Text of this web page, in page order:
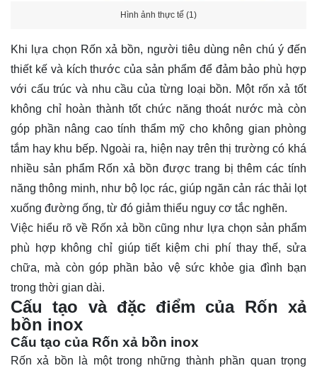
Hình ảnh thực tế (1)
Khi lựa chọn Rốn xả bồn, người tiêu dùng nên chú ý đến
thiết kế và kích thước của sản phẩm để đảm bảo phù hợp
với cấu trúc và nhu cầu của từng loại bồn. Một rốn xả tốt
không chỉ hoàn thành tốt chức năng thoát nước mà còn
góp phần nâng cao tính thẩm mỹ cho không gian phòng
tắm hay khu bếp. Ngoài ra, hiện nay trên thị trường có khá
nhiều sản phẩm Rốn xả bồn được trang bị thêm các tính
năng thông minh, như bộ lọc rác, giúp ngăn cản rác thải lọt
xuống đường ống, từ đó giảm thiểu nguy cơ tắc nghẽn.
Việc hiểu rõ về Rốn xả bồn cũng như lựa chọn sản phẩm
phù hợp không chỉ giúp tiết kiệm chi phí thay thế, sửa
chữa, mà còn góp phần bảo vệ sức khỏe gia đình bạn
trong thời gian dài.
Cấu tạo và đặc điểm của Rốn xả
bồn inox
Cấu tạo của Rốn xả bồn inox
Rốn xả bồn là một trong những thành phần quan trọng